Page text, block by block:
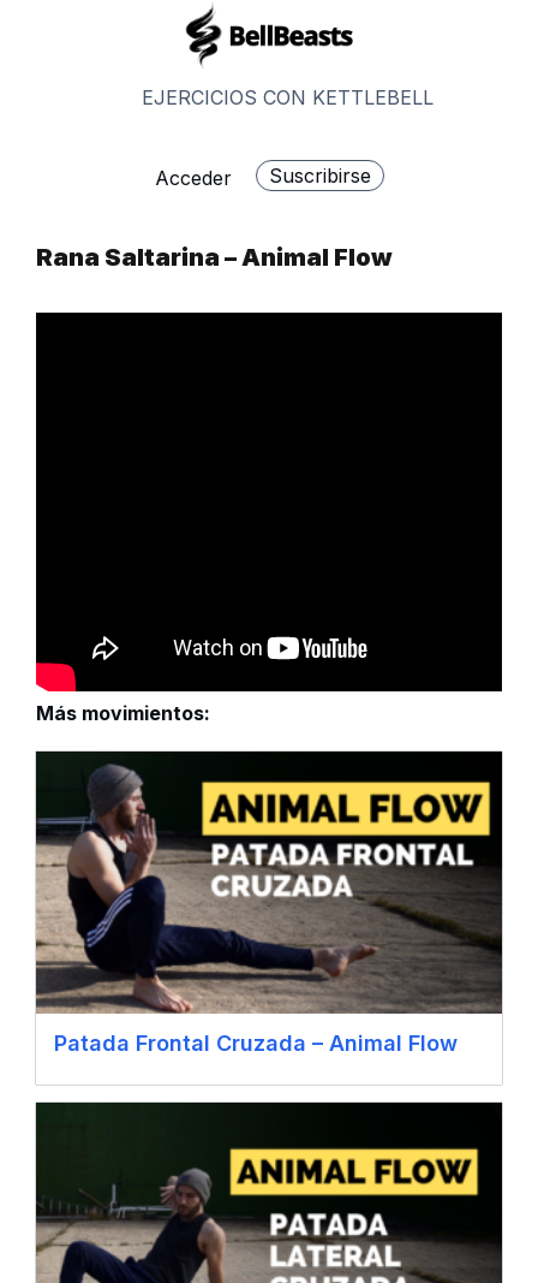
EJERCICIOS CON KETTLEBELL
Acceder Suscribirse
Rana Saltarina – Animal Flow
Más movimientos:
Patada Frontal Cruzada – Animal Flow